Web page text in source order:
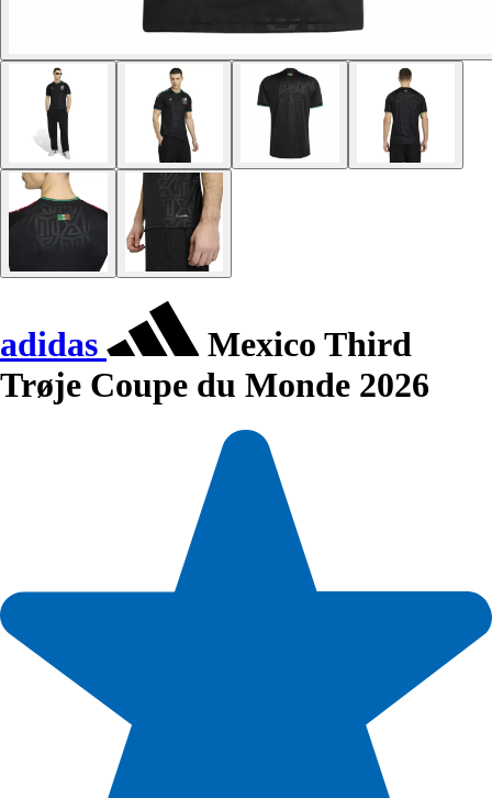
adidas
Mexico Third
Trøje Coupe du Monde 2026